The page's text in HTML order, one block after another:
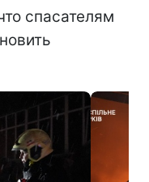
спасателям